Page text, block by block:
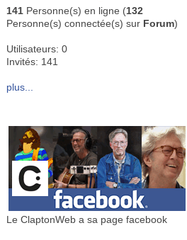
141 Personne(s) en ligne (132
Personne(s) connectée(s) sur Forum)
Utilisateurs: 0
Invités: 141
plus...
Le ClaptonWeb a sa page facebook